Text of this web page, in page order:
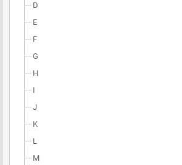
D
E
F
G
H
I
J
K
L
M